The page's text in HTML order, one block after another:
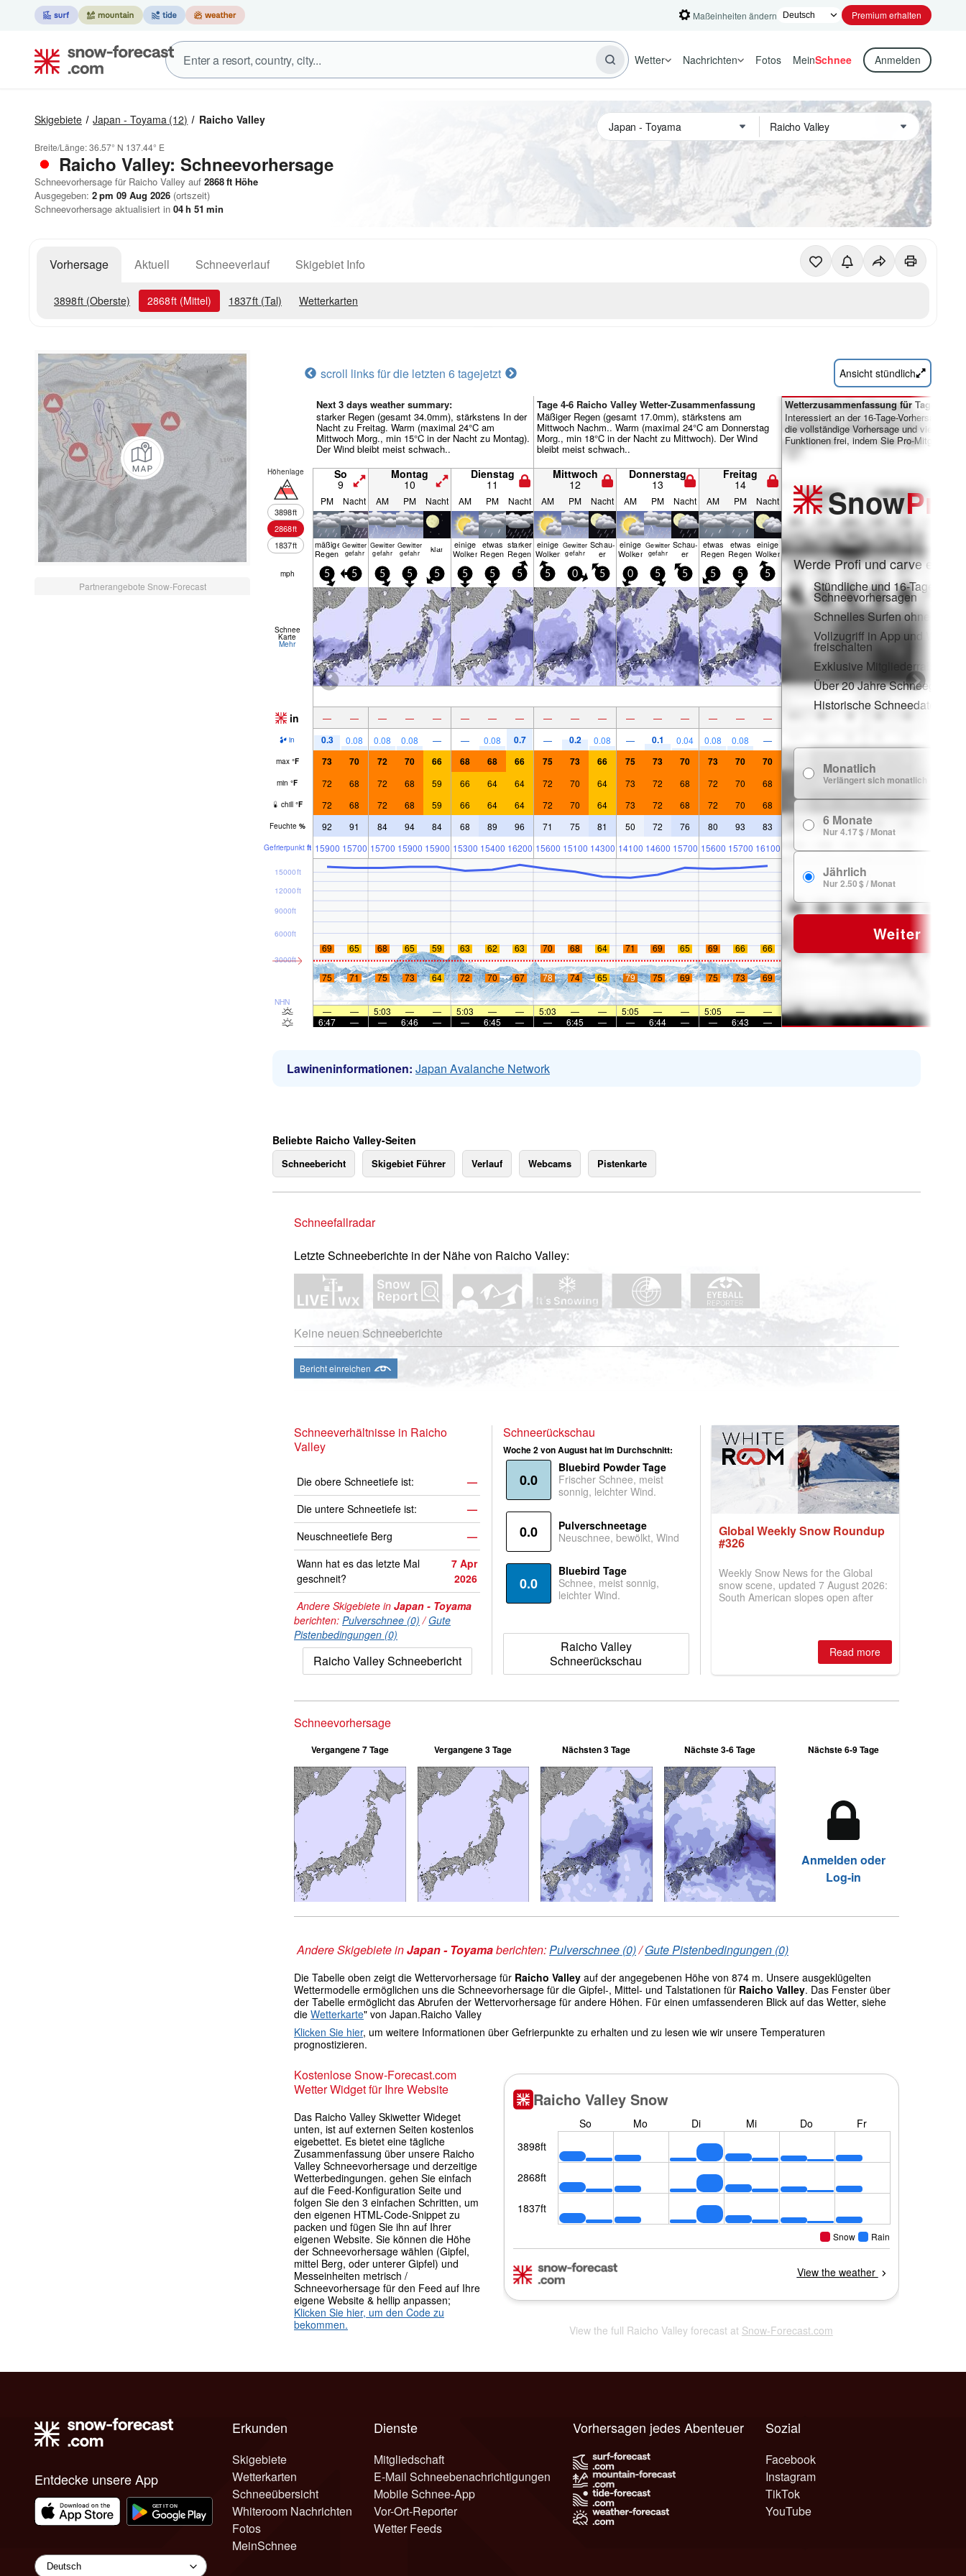
Maßeinheiten ändern Premium erhalten
Wetter Nachrichten Fotos MeinSchnee Anmelden
Skigebiete Japan - Toyama (12) Raicho Valley
Breite/Länge:36.57° N 137.44° E
Raicho Valley: Schneevorhersage
Schneevorhersage für Raicho Valley auf 2868ft Höhe
Ausgegeben: 2 pm 09 Aug 2026 (ortszeit)
Schneevorhersage aktualisiert in 04h 51 min
Vorhersage Aktuell Schneeverlauf Skigebiet Info
3898ft (Oberste) 2868ft (Mittel) 1837ft (Tal) Wetterkarten
Partnerangebote Snow-Forecast
scroll links für die letzten 6 tagejetzt Ansicht stündlich
Next 3 days weather summary:
starker Regen (gesamt 34.0mm), stärkstens In der
Nacht zu Freitag. Warm (maximal 24°C am
Mittwoch Morg., min 15°C in der Nacht zu Montag).
Der Wind bleibt meist schwach..
Tage 4-6 Raicho Valley Wetter-Zusammenfassung
Mäßiger Regen (gesamt 17.0mm), stärkstens am
Mittwoch Nachm.. Warm (maximal 24°C am Donnerstag
Morg., min 18°C in der Nacht zu Mittwoch). Der Wind
bleibt meist schwach..
Höhenlage
3898ft
2868ft
1837ft
So
9
Montag
10
Dienstag
11
Mittwoch
12
Donnerstag
13
Freitag
14
PM Nacht AM PM Nacht AM PM Nacht AM PM Nacht AM PM Nacht AM PM Nacht
mäßiger
Regen
Gewitter
gefahr
Gewitter
gefahr
Gewitter
gefahr
klar einige
Wolken
etwas
Regen
starker
Regen
einige
Wolken
Gewitter
gefahr
Schau­
er
einige
Wolken
Gewitter
gefahr
Schau­
er
etwas
Regen
etwas
Regen
einige
Wolken
mph 5 5 5 5 5 5 5 5 5 0 5 0 5 5 5 5 5
Schnee
Karte
Mehr
in — — — — — — — — — — — — — — — — —
in 0.3 0.08 0.08 0.08 — — 0.08 0.7 — 0.2 0.08 — 0.1 0.04 0.08 0.08 —
max °F 73 70 72 70 66 68 68 66 75 73 66 75 73 70 73 70 70
min °F 72 68 72 68 59 66 64 64 72 70 64 73 72 68 72 70 68
chill °F 72 68 72 68 59 66 64 64 72 70 64 73 72 68 72 70 68
Feuchte % 92 91 84 94 84 68 89 96 71 75 81 50 72 76 80 93 83
Gefrier­punkt ft 15900 15700 15700 15900 15900 15300 15400 16200 15600 15100 14300 14100 14600 15700 15600 15700 16100
NHN
3000ft
6000ft
9000ft
12000ft
15000ft
69 65 68 65 59 63 62 63 70 68 64 71 69 65 69 66 66
75 71 75 73 64 72 70 67 78 74 65 79 75 69 75 73 69
— — 5:03 — — 5:03 — — 5:03 — — 5:05 — — 5:05 —
—
6:47
— — 6:46 — — 6:45 — — 6:45 — — 6:44 — — 6:43 —
Wetterzusammenfassung für Tage 7-16:
Interessiert an der 16-Tage-Vorhersage?
die vollständige Vorhersage und viele
Funktionen frei, indem Sie Pro-Mitglied
SnowPro
Werde Profi und carve ein:
Stündliche und 16-Tage-
Schneevorhersagen
Schnelles Surfen ohne
Vollzugriff in App und Web
freischalten
Exklusive Mitgliederrabatte
Über 20 Jahre
Historische Schneedaten
Monatlich
Verlängert sich monatlich
6 Monate
Nur 4.17 $ / Monat
Jährlich
Nur 2.50 $ / Monat
Weiter
Lawineninformationen: Japan Avalanche Network
Beliebte Raicho Valley-Seiten
Schneebericht Skigebiet Führer Verlauf Webcams Pistenkarte
Schneefallradar
Letzte Schneeberichte in der Nähe von Raicho Valley:
Keine neuen Schneeberichte
Bericht einreichen
Schneeverhältnisse in Raicho
Valley
Die obere Schneetiefe ist:
—
Die untere Schneetiefe ist:
—
Neuschneetiefe Berg
—
Wann hat es das letzte Mal
geschneit?
7 Apr
2026
Andere Skigebiete in Japan - Toyama
berichten: Pulverschnee (0) /Gute
Pistenbedingungen (0)
Raicho Valley Schneebericht
Schneerückschau
Woche 2 von August hat im Durchschnitt:
0.0
Bluebird Powder Tage
Frischer Schnee, meist
sonnig, leichter Wind.
0.0
Pulverschneetage
Neuschnee, bewölkt, Wind
0.0
Bluebird Tage
Schnee, meist sonnig,
leichter Wind.
Raicho Valley
Schneerückschau
Global Weekly Snow Roundup
#326
Weekly Snow News for the Global
snow scene, updated 7 August 2026:
South American slopes open after
2026, northern hemisphere down to
two outdoor areas still open.Read more
Schneevorhersage
Vergangene 7 Tage Vergangene 3 Tage Nächsten 3 Tage Nächste 3-6 Tage Nächste 6-9 Tage
Anmelden oder
Log-in
Andere Skigebiete inJapan - Toyamaberichten:Pulverschnee (0)/Gute Pistenbedingungen (0)
Die Tabelle oben zeigt die Wettervorhersage für Raicho Valley auf der angegebenen Höhe von 874 m. Unsere ausgeklügelten
Wettermodelle ermöglichen uns die Schneevorhersage für die Gipfel-, Mittel- und Talstationen für Raicho Valley. Das Fenster über
der Tabelle ermöglicht das Abrufen der Wettervorhersage für andere Höhen. Für einen umfassenderen Blick auf das Wetter, siehe
die Wetterkarte" von Japan.Raicho Valley
Klicken Sie hier, um weitere Informationen über Gefrierpunkte zu erhalten und zu lesen wie wir unsere Temperaturen
prognostizieren.
Kostenlose Snow-Forecast.com
Wetter Widget für Ihre Website
Das Raicho Valley Skiwetter Wideget
unten, ist auf externen Seiten kostenlos
eigebettet. Es bietet eine tägliche
Zusammenfassung über unsere Raicho
Valley Schneevorhersage und derzeitige
Wetterbedingungen. gehen Sie einfach
auf die Feed-Konfiguration Seite und
folgen Sie den 3 einfachen Schritten, um
den eigenen HTML-Code-Snippet zu
packen und fügen Sie ihn auf Ihrer
eigenen Website. Sie können die Höhe
der Schneevorhersage wählen (Gipfel,
mittel Berg, oder unterer Gipfel) und
Messeinheiten metrisch /
Schneevorhersage für den Feed auf Ihre
eigene Website & hellip anpassen;
Klicken Sie hier, um den Code zu
bekommen.
View the full Raicho Valley forecast at Snow-Forecast.com
Entdecke unsere App
Erkunden
Skigebiete
Wetterkarten
Schneeübersicht
Whiteroom Nachrichten
Fotos
MeinSchnee
Dienste
Mitgliedschaft
E-Mail Schneebenachrichtigungen
Mobile Schnee-App
Vor-Ort-Reporter
Wetter Feeds
Sozial
Facebook
Instagram
TikTok
YouTube
Vorhersagen jedes Abenteuer